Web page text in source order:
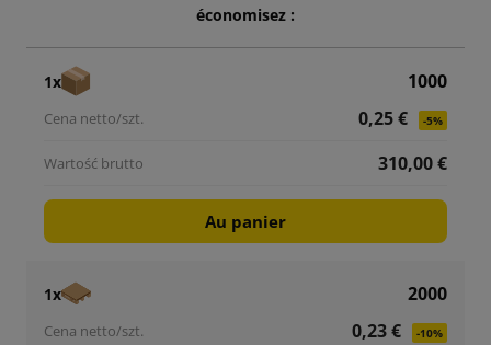
économisez :
1x
1000
0,25 €
-5%
310,00 €
Au panier
1x
2000
0,23 €
-10%